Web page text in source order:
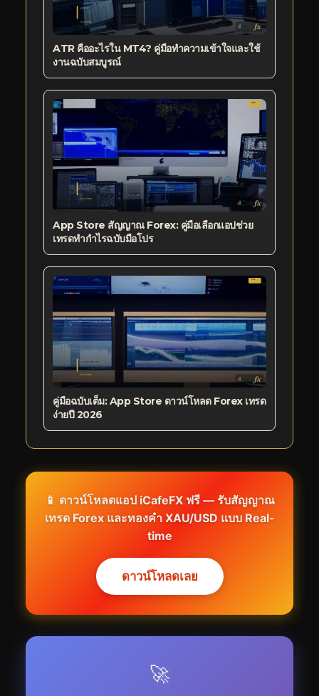
ATR คืออะไรใน MT4? คู่มือทำความเข้าใจและใช้
งานฉบับสมบูรณ์
App Store สัญญาณ Forex: คู่มือเลือกแอปช่วย
เทรดทำกำไรฉบับมือโปร
คู่มือฉบับเต็ม: App Store ดาวน์โหลด Forex เทรด
ง่ายปี 2026
📱 ดาวน์โหลดแอป iCafeFX ฟรี — รับสัญญาณ
เทรด Forex และทองคำ XAU/USD แบบ Real-
time
ดาวน์โหลดเลย
🚀